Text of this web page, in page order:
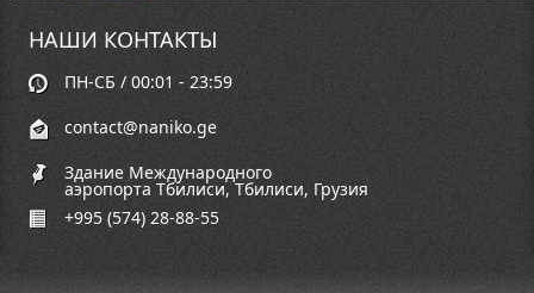
НАШИ КОНТАКТЫ
ПН-СБ / 00:01 - 23:59
contact@naniko.ge
Здание Международного
аэропорта Тбилиси, Тбилиси, Грузия
+995 (574) 28-88-55